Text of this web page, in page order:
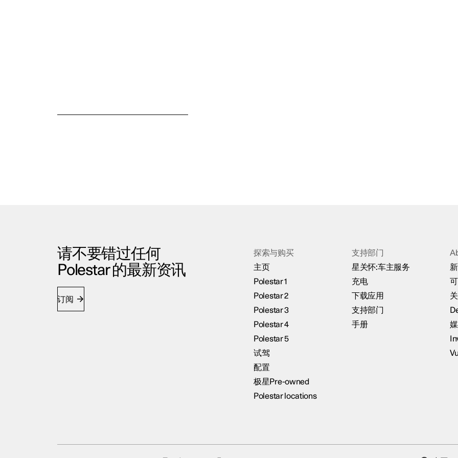
请不要错过任何
Polestar 的最新资讯
订阅
探索与购买
主页
Polestar 1
Polestar 2
Polestar 3
Polestar 4
Polestar 5
试驾
配置
极星Pre-owned
Polestar locations
支持部门
星关怀:车主服务
充电
下载应用
支持部门
手册